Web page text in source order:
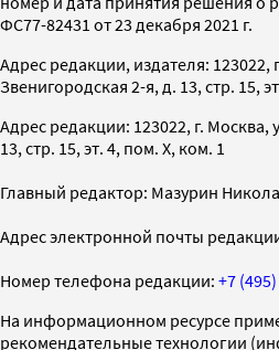
ФС77-82431 от 23 декабря 2021 г.
Адрес редакции, издателя: 123022,
Звенигородская 2-я, д. 13, стр. 15,
Адрес редакции: 123022, г. Москва,
13, стр. 15, эт. 4, пом. X, ком. 1
Главный редактор: Мазурин
Адрес электронной почты
Номер телефона редакции: +7
На информационном ресурсе
рекомендательные технологии